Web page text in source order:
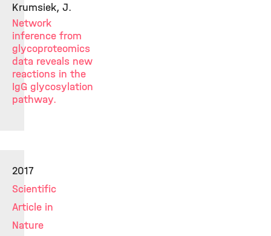
Krumsiek, J.
Network
inference from
glycoproteomics
data reveals new
reactions in the
IgG glycosylation
pathway.
2017
Scientific
Article in
Nature